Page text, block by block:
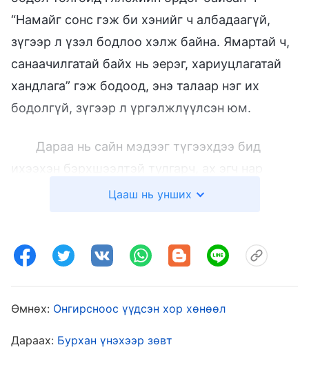
“Намайг сонс гэж би хэнийг ч албадаагүй,
зүгээр л үзэл бодлоо хэлж байна. Ямартай ч,
санаачилгатай байх нь эерэг, хариуцлагатай
хандлага” гэж бодоод, энэ талаар нэг их
бодолгүй, зүгээр л үргэлжлүүлсэн юм.
Дараа нь сайн мэдээг түгээхдээ бид
ихээхэн бэрхшээлтэй тулгарч, ах эгч нар
нэлээд шантраад, надад ч бас адилхан
хариуцаж байсан хүн нь би өөрөө болохоор,
юу гэж бодох билээ? Миний талаарх сайхан
Цааш нь унших
Өмнөх: Онгирсноос үүдсэн хор хөнөөл
Дараах: Бурхан үнэхээр зөвт